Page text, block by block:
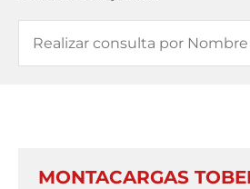
MONTACARGAS